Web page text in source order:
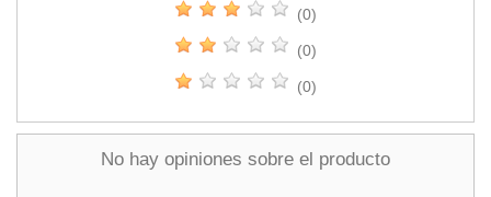
(0)
(0)
(0)
No hay opiniones sobre el producto